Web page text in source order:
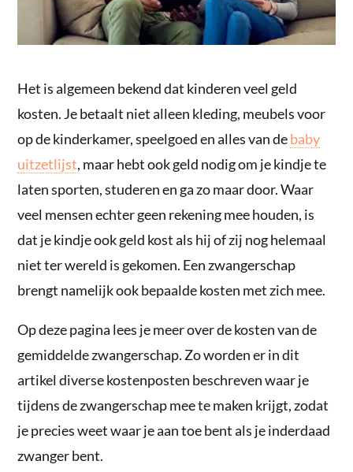
Het is algemeen bekend dat kinderen veel geld
kosten. Je betaalt niet alleen kleding, meubels voor
op de kinderkamer, speelgoed en alles van debaby
uitzetlijst, maar hebt ook geld nodig om je kindje te
laten sporten, studeren en ga zo maar door. Waar
veel mensen echter geen rekening mee houden, is
dat je kindje ook geld kost als hij of zij nog helemaal
niet ter wereld is gekomen. Een zwangerschap
brengt namelijk ook bepaalde kosten met zich mee.
Op deze pagina lees je meer over de kosten van de
gemiddelde zwangerschap. Zo worden er in dit
artikel diverse kostenposten beschreven waar je
tijdens de zwangerschap mee te maken krijgt, zodat
je precies weet waar je aan toe bent als je inderdaad
zwanger bent.